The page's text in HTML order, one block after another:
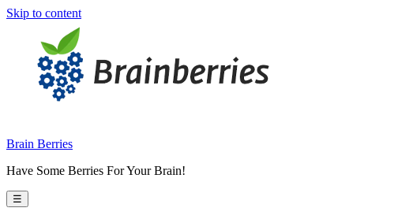
Skip to content
Brain Berries
Have Some Berries For Your Brain!
☰